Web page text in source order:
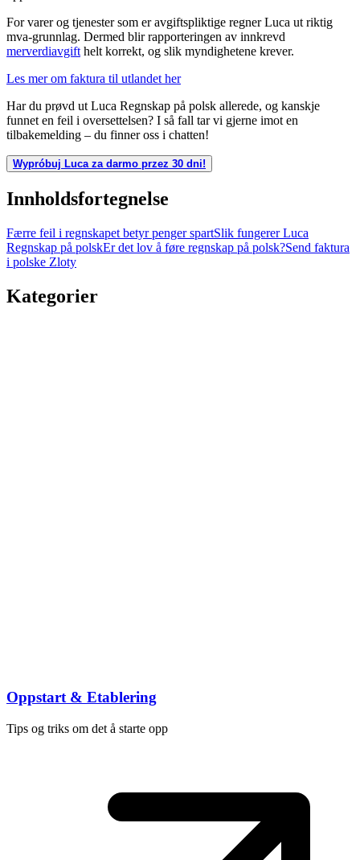
For varer og tjenester som er avgiftspliktige regner Luca ut riktig
mva-grunnlag. Dermed blir rapporteringen av innkrevd
merverdiavgift helt korrekt, og slik myndighetene krever.
Les mer om faktura til utlandet her
Har du prøvd ut Luca Regnskap på polsk allerede, og kanskje
funnet en feil i oversettelsen? I så fall tar vi gjerne imot en
tilbakemelding – du finner oss i chatten!
Wypróbuj Luca za darmo przez 30 dni!
Innholdsfortegnelse
Færre feil i regnskapet betyr penger spartSlik fungerer Luca
Regnskap på polskEr det lov å føre regnskap på polsk?Send faktura
i polske Zloty
Kategorier
Oppstart & Etablering
Tips og triks om det å starte opp